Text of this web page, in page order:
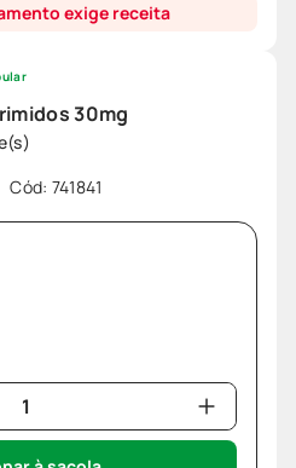
exige receita
30mg
Cód: 741841